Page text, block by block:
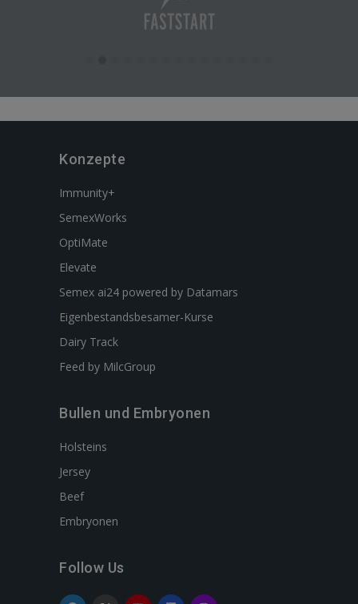
Konzepte
Immunity+
SemexWorks
OptiMate
Elevate
Semex ai24 powered by Datamars
Eigenbestandsbesamer-Kurse
Dairy Track
Feed by MilcGroup
Bullen und Embryonen
Holsteins
Jersey
Beef
Embryonen
Follow Us